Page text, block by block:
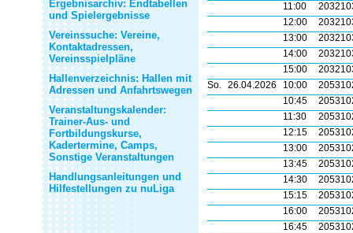
Ergebnisarchiv: Endtabellen
und Spielergebnisse
Vereinssuche: Vereine,
Kontaktadressen,
Vereinsspielpläne
Hallenverzeichnis: Hallen mit
Adressen und Anfahrtswegen
Veranstaltungskalender:
Trainer-Aus- und
Fortbildungskurse,
Kadertermine, Camps,
Sonstige Veranstaltungen
Handlungsanleitungen und
Hilfestellungen zu nuLiga
11:00
12:00
13:00
14:00
15:00
So. 26.04.2026 10:00
10:45
11:30
12:15
13:00
13:45
14:30
15:15
16:00
16:45